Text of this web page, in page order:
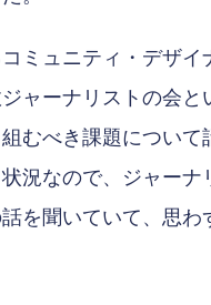
ミュニティ・デザ
ャーナリストの会
むべき課題につい
況なので、ジャー
を聞いていて、思